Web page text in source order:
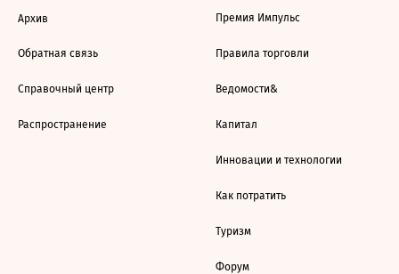
Архив
Обратная связь
Справочный центр
Распространение
Премия Импульс
Правила торговли
Ведомости&
Капитал
Инновации и технологии
Как потратить
Туризм
Форум